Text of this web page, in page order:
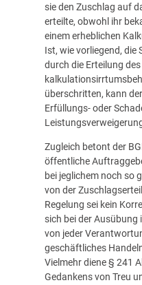
sie den Zuschlag auf
erteilte, obwohl ihr
einem erheblichen
Ist, wie vorliegend,
durch die Erteilung
überschritten, kann
Erfüllungs- oder
Zugleich betont der
öffentliche
bei jeglichem noch so
von der
Regelung sei kein
sich bei der Ausübung
von jeder
geschäftliches
Vielmehr diene § 241
Gedankens von Treu